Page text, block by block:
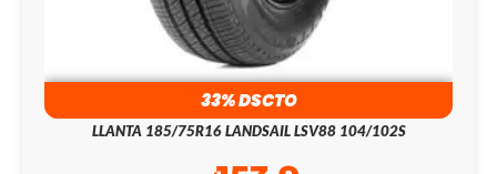
33% DSCTO
LLANTA 185/75R16 LANDSAIL LSV88 104/102S
S/229.0
S/153.9